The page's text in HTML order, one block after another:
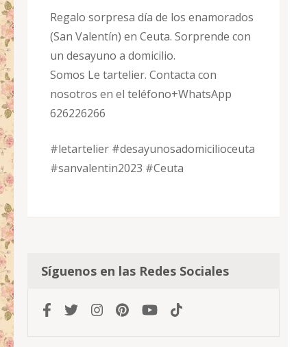
Regalo sorpresa día de los enamorados
(San Valentín) en Ceuta. Sorprende con
un desayuno a domicilio.
Somos Le tartelier. Contacta con
nosotros en el teléfono+WhatsApp
626226266
#letartelier #desayunosadomicilioceuta
#sanvalentin2023 #Ceuta
Síguenos en las Redes Sociales